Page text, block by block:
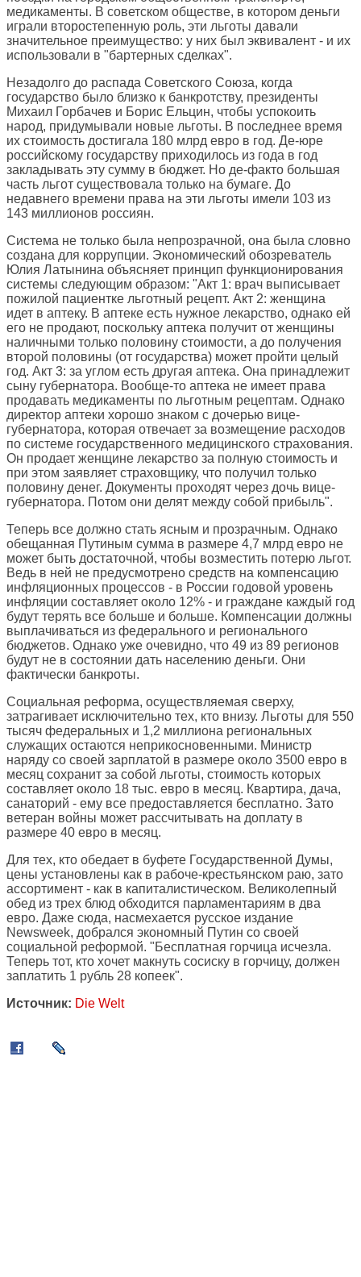
медикаменты. В советском обществе, в котором деньги
играли второстепенную роль, эти льготы давали
значительное преимущество: у них был эквивалент - и их
использовали в "бартерных сделках".
Незадолго до распада Советского Союза, когда
государство было близко к банкротству, президенты
Михаил Горбачев и Борис Ельцин, чтобы успокоить
народ, придумывали новые льготы. В последнее время
их стоимость достигала 180 млрд евро в год. Де-юре
российскому государству приходилось из года в год
закладывать эту сумму в бюджет. Но де-факто большая
часть льгот существовала только на бумаге. До
недавнего времени права на эти льготы имели 103 из
143 миллионов россиян.
Система не только была непрозрачной, она была словно
создана для коррупции. Экономический обозреватель
Юлия Латынина объясняет принцип функционирования
системы следующим образом: "Акт 1: врач выписывает
пожилой пациентке льготный рецепт. Акт 2: женщина
идет в аптеку. В аптеке есть нужное лекарство, однако ей
его не продают, поскольку аптека получит от женщины
наличными только половину стоимости, а до получения
второй половины (от государства) может пройти целый
год. Акт 3: за углом есть другая аптека. Она принадлежит
сыну губернатора. Вообще-то аптека не имеет права
продавать медикаменты по льготным рецептам. Однако
директор аптеки хорошо знаком с дочерью вице-
губернатора, которая отвечает за возмещение расходов
по системе государственного медицинского страхования.
Он продает женщине лекарство за полную стоимость и
при этом заявляет страховщику, что получил только
половину денег. Документы проходят через дочь вице-
губернатора. Потом они делят между собой прибыль".
Теперь все должно стать ясным и прозрачным. Однако
обещанная Путиным сумма в размере 4,7 млрд евро не
может быть достаточной, чтобы возместить потерю льгот.
Ведь в ней не предусмотрено средств на компенсацию
инфляционных процессов - в России годовой уровень
инфляции составляет около 12% - и граждане каждый год
будут терять все больше и больше. Компенсации должны
выплачиваться из федерального и регионального
бюджетов. Однако уже очевидно, что 49 из 89 регионов
будут не в состоянии дать населению деньги. Они
фактически банкроты.
Социальная реформа, осуществляемая сверху,
затрагивает исключительно тех, кто внизу. Льготы для 550
тысяч федеральных и 1,2 миллиона региональных
служащих остаются неприкосновенными. Министр
наряду со своей зарплатой в размере около 3500 евро в
месяц сохранит за собой льготы, стоимость которых
составляет около 18 тыс. евро в месяц. Квартира, дача,
санаторий - ему все предоставляется бесплатно. Зато
ветеран войны может рассчитывать на доплату в
размере 40 евро в месяц.
Для тех, кто обедает в буфете Государственной Думы,
цены установлены как в рабоче-крестьянском раю, зато
ассортимент - как в капиталистическом. Великолепный
обед из трех блюд обходится парламентариям в два
евро. Даже сюда, насмехается русское издание
Newsweek, добрался экономный Путин со своей
социальной реформой. "Бесплатная горчица исчезла.
Теперь тот, кто хочет макнуть сосиску в горчицу, должен
заплатить 1 рубль 28 копеек".
Источник: Die Welt